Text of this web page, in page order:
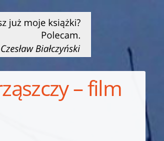
– film